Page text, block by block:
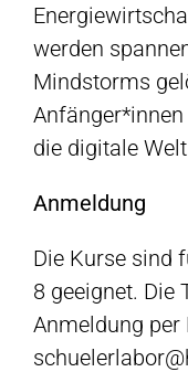
werden
Mindstorms
die digitale
Anmeldung
Die Kurse sind
8 geeignet. Die
Anmeldung per